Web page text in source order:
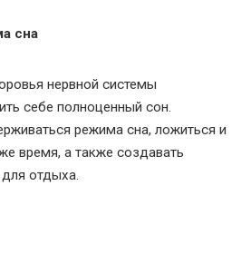
сна
нервной системы
себе полноценный сон.
режима сна, ложиться и
время, а также создавать
отдыха.